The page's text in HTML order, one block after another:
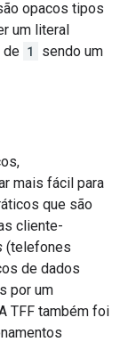
opacos tipos
um literal
de 1
sendo um
mais fácil para
que são
cliente-
(telefones
de dados
por um
TFF também foi